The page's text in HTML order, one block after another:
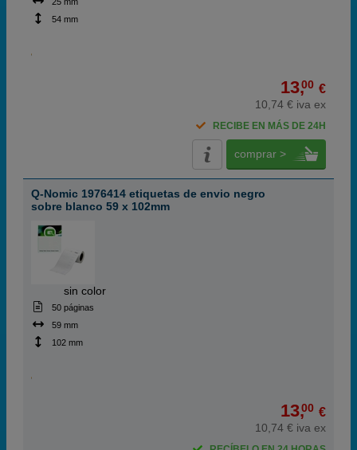
54 mm
13,00 €
10,74 € iva ex
RECIBE EN MÁS DE 24H
comprar >
Q-Nomic 1976414 etiquetas de envio negro
sobre blanco 59 x 102mm
sin color
50 páginas
59 mm
102 mm
13,00 €
10,74 € iva ex